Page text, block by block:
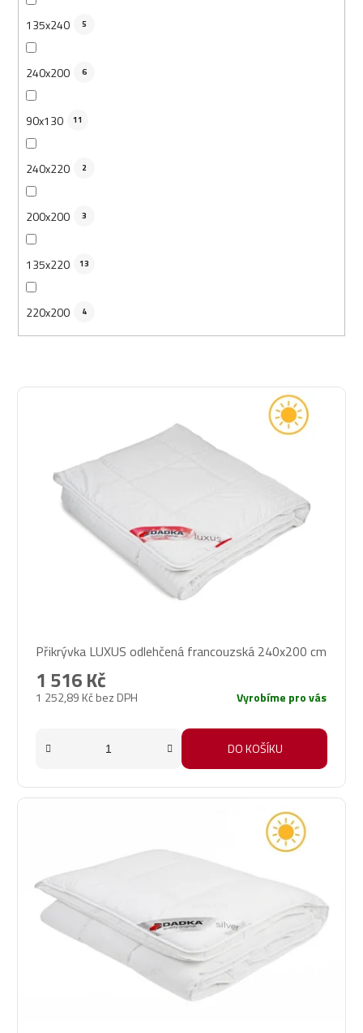
135x240 5
240x200 6
90x130 11
240x220 2
200x200 3
135x220 13
220x200 4
V
Přikrývka LUXUS odlehčená francouzská 240x200 cm
1 252,89 Kč bez DPH
1 516 Kč
Vyrobíme pro vás
DO KOŠÍKU